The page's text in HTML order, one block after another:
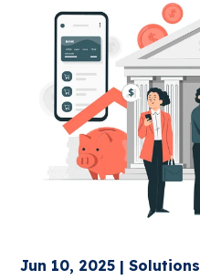
Jun 10, 2025 | Solutions